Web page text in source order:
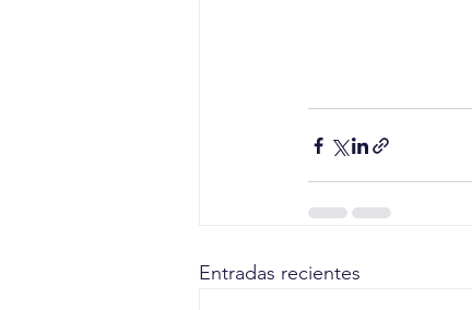
Entradas recientes